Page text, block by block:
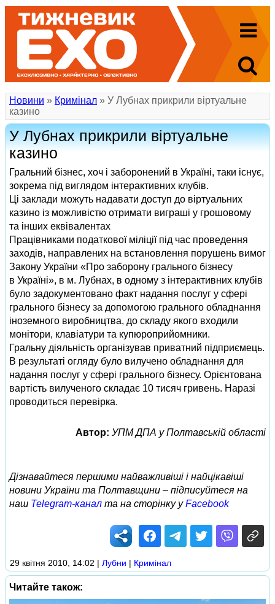
Новини » Кримінал » У Лубнах прикрили віртуальне
казино
У Лубнах прикрили віртуальне
казино
Гральний бізнес, хоч і заборонений в Україні, таки існує,
зокрема під виглядом інтерактивних клубів.
Ці заклади можуть надавати доступ до віртуальних
казино із можливістю отримати виграші у грошовому
та інших еквівалентах
Працівниками податкової міліції під час проведення
заходів, направлених на встановлення порушень вимог
Закону України «Про заборону грального бізнесу
в Україні», в м. Лубнах, в одному з інтерактивних клубів
було задокументовано факт надання послуг у сфері
грального бізнесу за допомогою грального обладнання
іноземного виробництва, до складу якого входили
монітори, клавіатури та купюроприйомники.
Гральну діяльність організував приватний підприємець.
В результаті огляду було вилучено обладнання для
надання послуг у сфері грального бізнесу. Орієнтована
вартість вилученого складає 10 тисяч гривень. Наразі
проводиться перевірка.
Автор: УПМ ДПА у Полтавській області
Дізнавайтеся першими найважливіші і найцікавіші
новини України та Полтавщини – підписуйтеся на
наш Telegram-канал та на сторінку уFacebook
29 квітня 2010, 14:02 | Лубни | Кримінал
Читайте також: